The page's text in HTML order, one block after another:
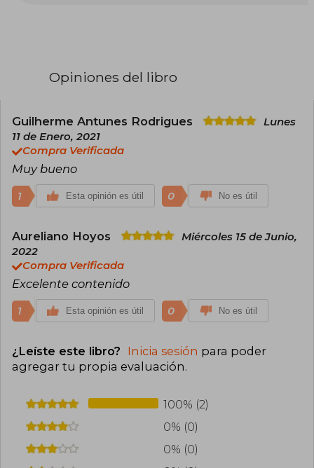
"Poder sin límites" (1986), "Despertando al
libros pertenecen al género de autoayuda y
desarrollo personal.
Opiniones del libro
Guilherme Antunes Rodrigues
Lunes
11 de Enero, 2021
Compra Verificada
Muy bueno
1 Esta opinión es útil 0 No es útil
Aureliano Hoyos
Miércoles 15 de Junio,
2022
Compra Verificada
Excelente contenido
1 Esta opinión es útil 0 No es útil
¿Leíste este libro? Inicia sesión para poder
agregar tu propia evaluación.
100% (2)
0% (0)
0% (0)